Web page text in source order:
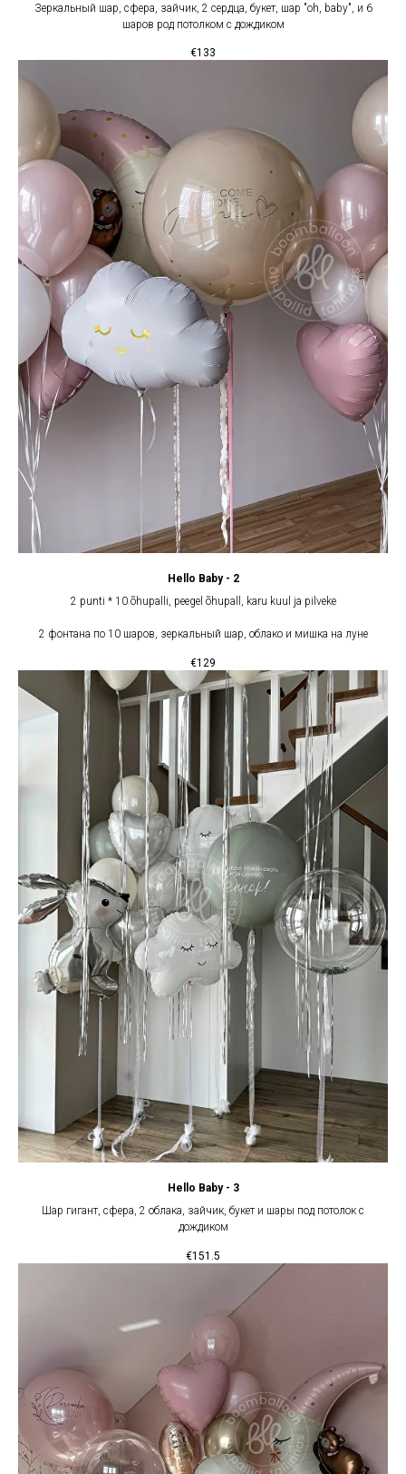
Зеркальный шар, сфера, зайчик, 2 сердца, букет, шар "oh, baby", и 6
шаров род потолком с дождиком
€133
Hello Baby - 2
2 punti * 10 õhupalli, peegel õhupall, karu kuul ja pilveke
2 фонтана по 10 шаров, зеркальный шар, облако и мишка на луне
€129
Hello Baby - 3
Шар гигант, сфера, 2 облака, зайчик, букет и шары под потолок с
дождиком
€151.5